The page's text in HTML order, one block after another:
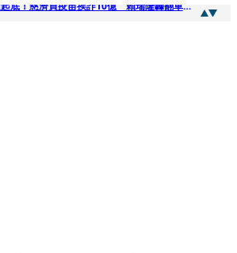
柯志恩過往言論遭起底！慈濟買疫苗挨詐10億 賴瑞隆轟翻車：應為當年錯誤道歉